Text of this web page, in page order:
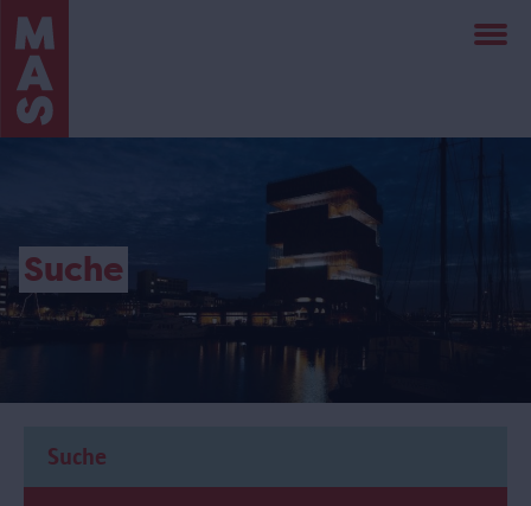
Direkt
zum
Inhalt
Suche